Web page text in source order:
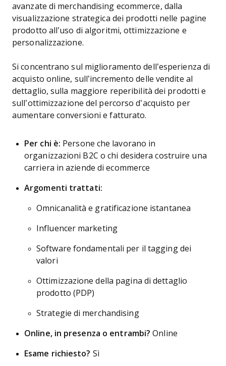
avanzate di merchandising ecommerce, dalla
visualizzazione strategica dei prodotti nelle pagine
prodotto all’uso di algoritmi, ottimizzazione e
personalizzazione.
Si concentrano sul miglioramento dell’esperienza di
acquisto online, sull’incremento delle vendite al
dettaglio, sulla maggiore reperibilità dei prodotti e
sull’ottimizzazione del percorso d’acquisto per
aumentare conversioni e fatturato.
Per chi è: Persone che lavorano in
organizzazioni B2C o chi desidera costruire una
carriera in aziende di ecommerce
Argomenti trattati:
Omnicanalità e gratificazione istantanea
Influencer marketing
Software fondamentali per il tagging dei
valori
Ottimizzazione della pagina di dettaglio
prodotto (PDP)
Strategie di merchandising
Online, in presenza o entrambi? Online
Esame richiesto? Sì